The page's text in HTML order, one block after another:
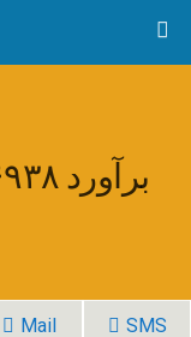
Mail SMS